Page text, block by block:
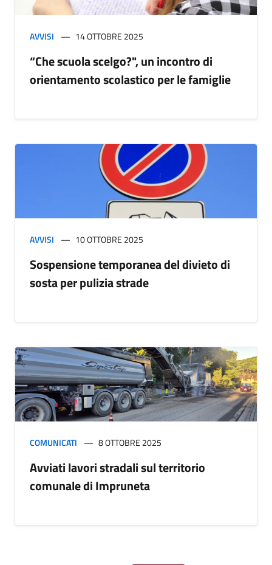
AVVISI 14 OTTOBRE 2025
“Che scuola scelgo?", un incontro di
orientamento scolastico per le famiglie
AVVISI 10 OTTOBRE 2025
Sospensione temporanea del divieto di
sosta per pulizia strade
COMUNICATI 8 OTTOBRE 2025
Avviati lavori stradali sul territorio
comunale di Impruneta